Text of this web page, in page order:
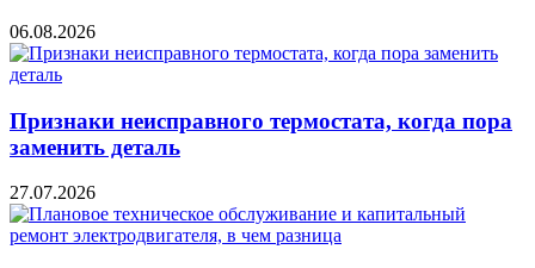
06.08.2026
Признаки неисправного термостата, когда пора
заменить деталь
27.07.2026